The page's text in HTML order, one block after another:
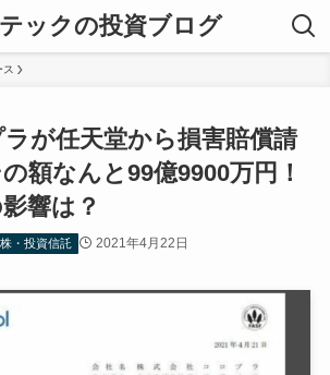
ックの投資ブログ
ラが任天堂から損害賠償請
額なんと99億9900万円！
響は？
株・投資信託 2021年4月22日